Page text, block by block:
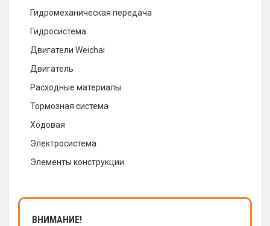
Гидромеханическая передача
Гидросистема
Двигатели Weichai
Двигатель
Расходные материалы
Тормозная система
Ходовая
Электросистема
Элементы конструкции
ВНИМАНИЕ!